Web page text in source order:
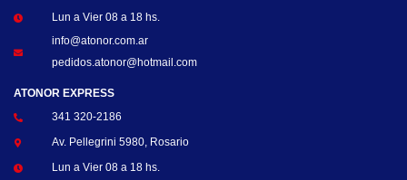
Lun a Vier 08 a 18 hs.
info@atonor.com.ar
pedidos.atonor@hotmail.com
ATONOR EXPRESS
341 320-2186
Av. Pellegrini 5980, Rosario
Lun a Vier 08 a 18 hs.